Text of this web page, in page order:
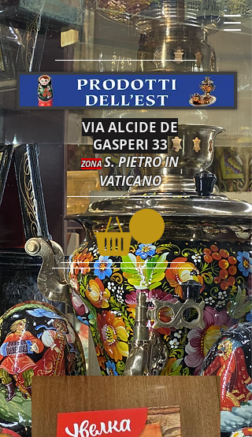
VIA ALCIDE DE
GASPERI 33
ZONA S. PIETRO IN
VATICANO